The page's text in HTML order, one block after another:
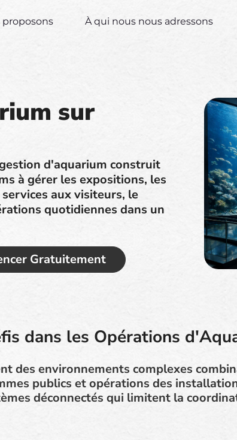
proposons À qui nous nous adressons
sur
d'aquarium construit
à gérer les expositions, les
aux visiteurs, le
quotidiennes dans un
Gratuitement
dans les Opérations
des environnements complexes
publics et opérations des
déconnectés qui limitent la